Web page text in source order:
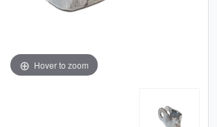
Hover to zoom